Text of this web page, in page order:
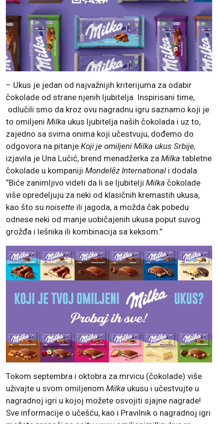
– Ukus je jedan od najvažnijih kriterijuma za odabir
čokolade od strane njenih ljubitelja. Inspirisani time,
odlučili smo da kroz ovu nagradnu igru saznamo koji je
to omiljeni Milka ukus ljubitelja naših čokolada i uz to,
zajedno sa svima onima koji učestvuju, dođemo do
odgovora na pitanje Koji je omiljeni Milka ukus Srbije,
izjavila je Una Lučić, brend menadžerka za Milka tabletne
čokolade u kompaniji Mondelēz International i dodala:
“Biće zanimljivo videti da li se ljubitelji Milka čokolade
više opredeljuju za neki od klasičnih kremastih ukusa,
kao što su noisette ili jagoda, a možda čak pobedu
odnese neki od manje uobičajenih ukusa poput suvog
grožđa i lešnika ili kombinacija sa keksom.”
Tokom septembra i oktobra za mrvicu (čokolade) više
uživajte u svom omiljenom Milka ukusu i učestvujte u
nagradnoj igri u kojoj možete osvojiti sjajne nagrade!
Sve informacije o učešću, kao i Pravilnik o nagradnoj igri